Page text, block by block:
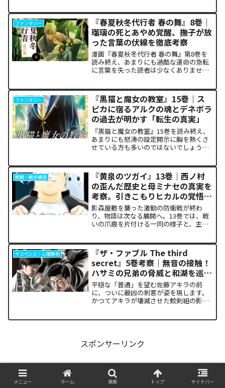
の脳髄にどのような認知的カタルシスを
発生させているの...
ファンタジー
『春夏秋冬代行者 春の舞』8巻｜
瑠璃の死とあやめ覚醒、撫子が放
った言葉の伏線を徹底考察
漫画『春夏秋冬代行者 春の舞』第8巻を
読み終え、あまりにも過酷な運命の急転
に言葉を失った読者は少なくありませ
の突然の覚醒、割って入るように秋の代
行者・撫子が残した意味深...
ファンタジー
『黒猫と魔女の教室』15巻｜ス
ピカに宿るアルクの魂とデネボラ
の過去が明かす「転生の真実」
『黒猫と魔女の教室』15巻を読み終え、
あまりにも怒涛の設定開示に胸を熱くさ
せている方も多いのではないでしょう
ドの裏側で、本作最大のミステリーであ
った「アルクの正体」と...
戦闘・戦術構造
『黄泉のツガイ』13巻｜西ノ村
の歪んだ歴史と母ミナセの真実を
考察。引きこもりヒカルの覚悟に
震える理由
影森屋敷を襲った激動の防衛戦が終わ
り、物語は次なる展開へ。13巻では、戦
いの爪痕を片付ける一同の様子と、主人
ど熱く焦がすのでしょうか。本記事で
は、13巻で明かされた驚愕...
サスペンス・心理解析
『ザ・ファブル The third
secret』5巻考察｜無音の接触！
ハサミの兄弟の脅威と和湖を巡る
因縁の真相
平穏な「普通」を望む佐藤アキラの前
に、ついに最凶の刺客が姿を現します。
かつてアキラが壊滅させた鮫剣組の影に
スポンサーリンク
メニュー ホーム 検索 トップ サイドバー